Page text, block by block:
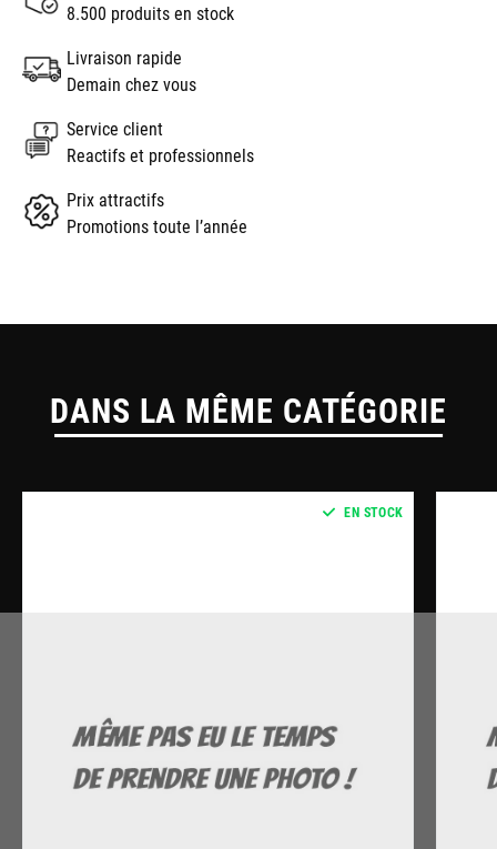
8.500 produits en stock
Livraison rapide
Demain chez vous
Service client
Reactifs et professionnels
Prix attractifs
Promotions toute l’année
DANS LA MÊME CATÉGORIE
EN STOCK